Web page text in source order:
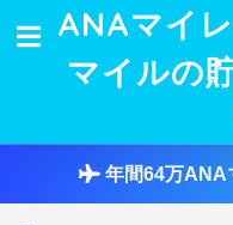
ANAマイ
マイルの
年間64万ANA